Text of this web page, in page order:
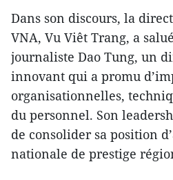
Dans son discours, la
VNA, Vu Viêt Trang, a
journaliste Dao Tung, un
innovant qui a promu
organisationnelles,
du personnel. Son
de consolider sa position
nationale de prestige